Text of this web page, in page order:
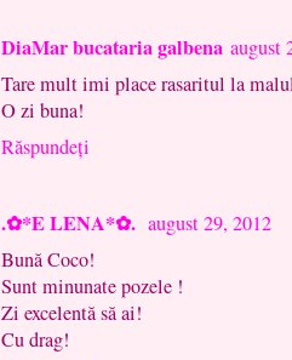
DiaMar bucataria galbena august
Tare mult imi place rasaritul la
O zi buna!
Răspundeți
.✿*E LENA*✿. august 29, 2012
Bună Coco!
Sunt minunate pozele !
Zi excelentă să ai!
Cu drag!